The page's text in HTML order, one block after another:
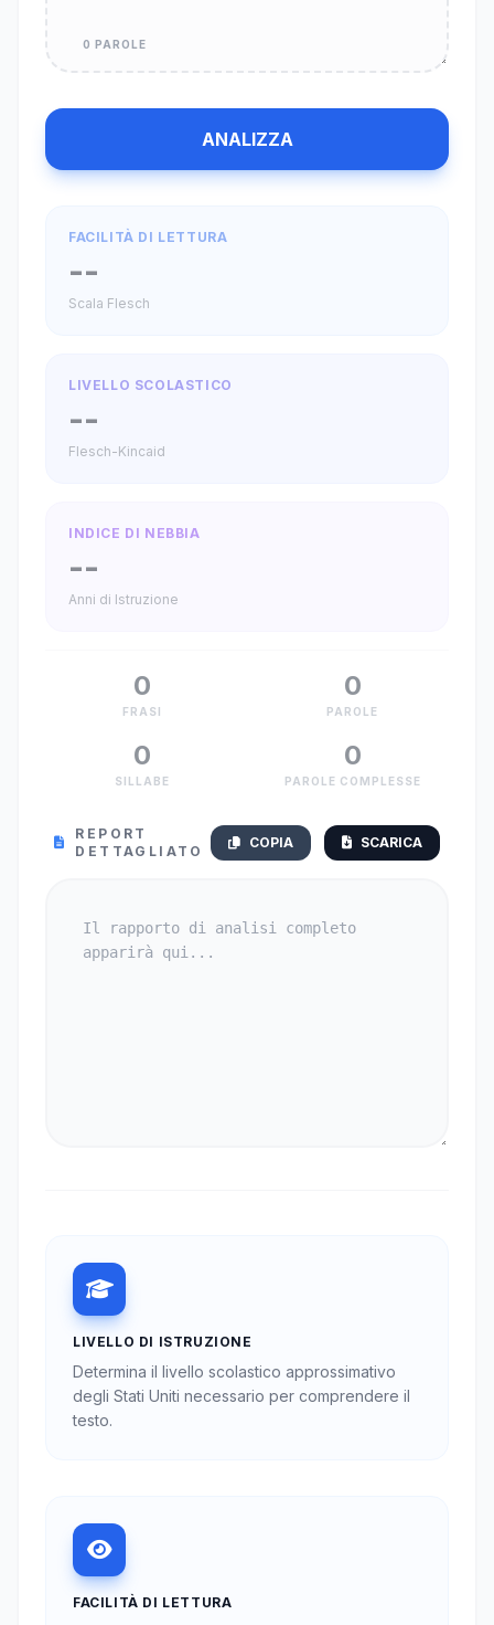
0 PAROLE
ANALIZZA
FACILITÀ DI LETTURA
--
Scala Flesch
LIVELLO SCOLASTICO
--
Flesch-Kincaid
INDICE DI NEBBIA
--
Anni di Istruzione
0
FRASI
0
PAROLE
0
SILLABE
0
PAROLE COMPLESSE
REPORT
DETTAGLIATO
COPIA SCARICA
LIVELLO DI ISTRUZIONE
Determina il livello scolastico approssimativo
degli Stati Uniti necessario per comprendere il
testo.
FACILITÀ DI LETTURA